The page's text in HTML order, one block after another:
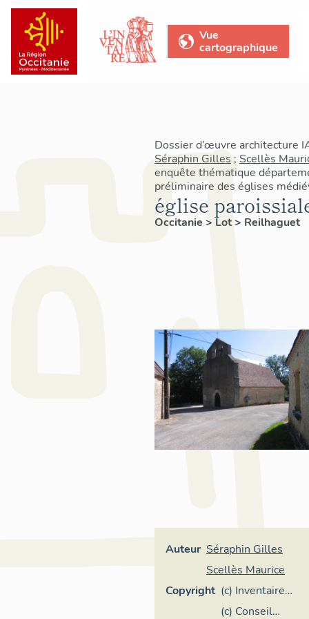
Vue
cartographique
Dossier d’œuvre architecture
Séraphin Gilles ; Scellès
enquête thématique
préliminaire des églises
église
Occitanie >Lot> Reilhaguet
Auteur Séraphin Gilles
Scellès Maurice
Copyright (c) Inventaire
général Région
(c) Conseil